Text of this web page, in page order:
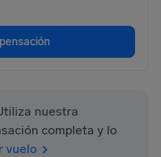
nuestra
completa y lo
vuelo